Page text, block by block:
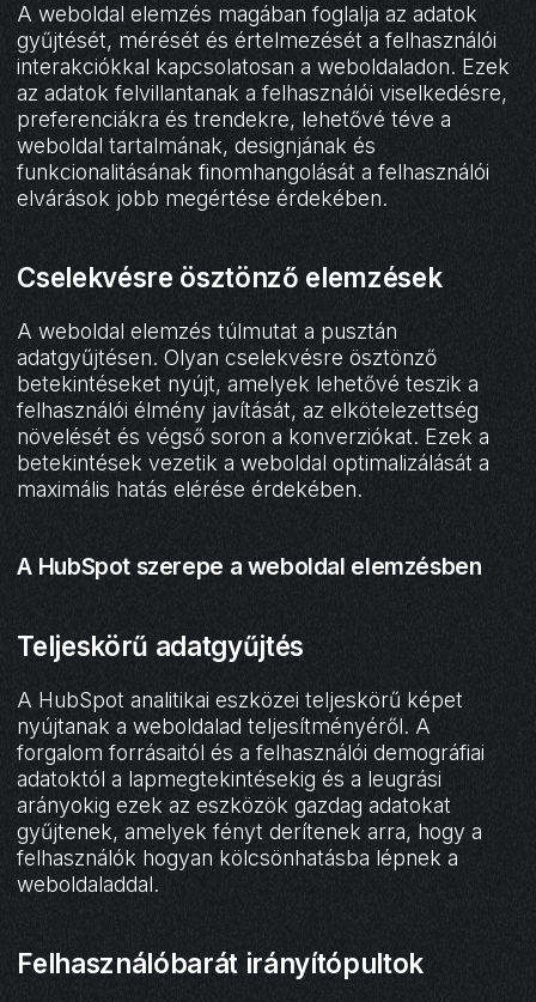
A weboldal elemzés magában foglalja az adatok
gyűjtését, mérését és értelmezését a felhasználói
interakciókkal kapcsolatosan a weboldaladon. Ezek
az adatok felvillantanak a felhasználói viselkedésre,
preferenciákra és trendekre, lehetővé téve a
weboldal tartalmának, designjának és
funkcionalitásának finomhangolását a felhasználói
elvárások jobb megértése érdekében.
Cselekvésre ösztönző elemzések
A weboldal elemzés túlmutat a pusztán
adatgyűjtésen. Olyan cselekvésre ösztönző
betekintéseket nyújt, amelyek lehetővé teszik a
felhasználói élmény javítását, az elkötelezettség
növelését és végső soron a konverziókat. Ezek a
betekintések vezetik a weboldal optimalizálását a
maximális hatás elérése érdekében.
A HubSpot szerepe a weboldal elemzésben
Teljeskörű adatgyűjtés
A HubSpot analitikai eszközei teljeskörű képet
nyújtanak a weboldalad teljesítményéről. A
forgalom forrásaitól és a felhasználói demográfiai
adatoktól a lapmegtekintésekig és a leugrási
arányokig ezek az eszközök gazdag adatokat
gyűjtenek, amelyek fényt derítenek arra, hogy a
felhasználók hogyan kölcsönhatásba lépnek a
weboldaladdal.
Felhasználóbarát irányítópultok